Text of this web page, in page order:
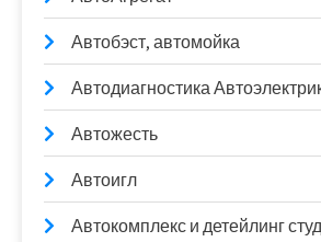
Автобэст, автомойка
Автодиагностика
Автожесть
Автоигл
Автокомплекс и детейлинг